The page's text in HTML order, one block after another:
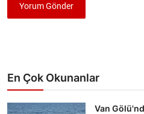
Yorum Gönder
En Çok Okunanlar
Van